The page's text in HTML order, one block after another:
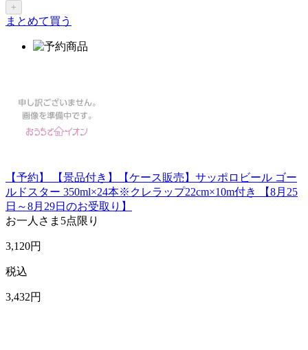
+
まとめて買う
【予約】 【景品付き】【ケース販売】サッポロビール ゴー
ルドスター 350ml×24本※クレラップ22cm×10m付き 【8月25
日～8月29日のお受取り】
お一人さま 5点限り
3,120円
税込
3,432円